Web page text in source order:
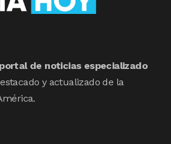
de noticias especializado
y actualizado de la